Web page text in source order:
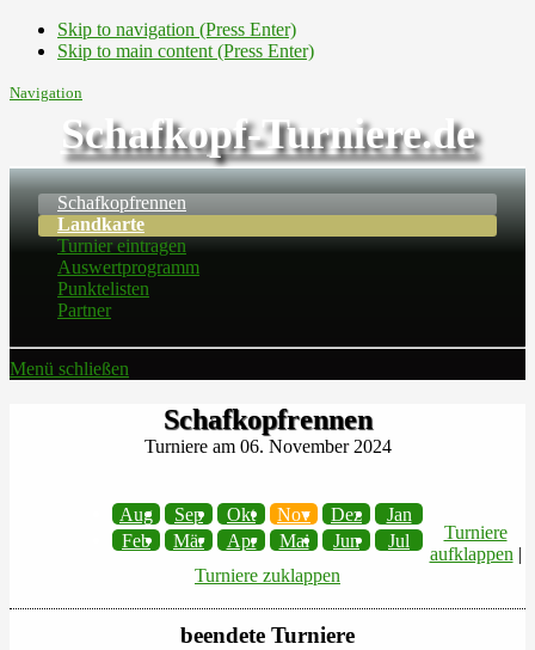
Skip to navigation (Press Enter)
Skip to main content (Press Enter)
Navigation
Schafkopf-Turniere.de
Schafkopfrennen
Landkarte
Turnier eintragen
Auswertprogramm
Punktelisten
Partner
Menü schließen
Schafkopfrennen
Turniere am 06. November 2024
Aug Sep Okt Nov Dez
Jan
Feb
Mär Apr Mai Jun Jul
Turniere
aufklappen |
Turniere zuklappen
beendete Turniere